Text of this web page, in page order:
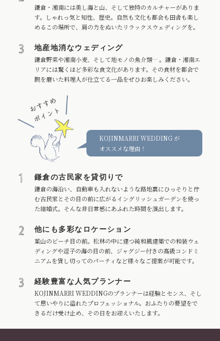
鎌倉・湘南には美し海と山、そして独特のカルチャーがありま
す。しゃれっ気と知性、歴史。自然も文化も都会も田舎も楽し
めるこの場所で、肩の力をぬいたリラックスウェディングを。
地産地消なウェディング
鎌倉野菜や湘南小麦、そして地モノの魚介類… 。鎌倉・湘南エ
リアには驚くほど多彩な食文化があります。その食材を都会で
腕を磨いた料理人が仕立てる一品をぜひお楽しみください。
KOJINMARRI WEDDING が
オススメな理由！
鎌倉の古民家を貸切りで
鎌倉の海沿い、自動車も入れないような路地裏にひっそりと佇
む古民家とその目の前に広がるイングリッシュガーデンを使っ
た結婚式。そんな非日常感にあふれた時間を演出します。
他にも多彩なロケーション
葉山のビーチ目の前。松林の中に建つ純和風建築での和装ウェ
ディングや逗子の海の目の前、ジャグジー付きの高級コンドミ
ニアムを貸し切ってのパーティなど様々なご提案が可能です。
経験豊富な人気プランナー
KOJINMARRI WEDDINGのプランナーは経験とセンス、そし
て思いやりに溢れたプロフェッショナル。おふたりの要望をで
きるだけ受け止め、その日をお迎えいたします。